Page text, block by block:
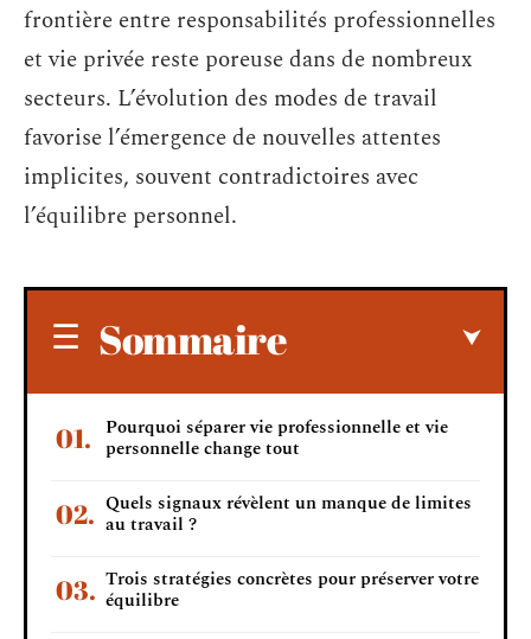
frontière entre responsabilités professionnelles
et vie privée reste poreuse dans de nombreux
secteurs. L’évolution des modes de travail
favorise l’émergence de nouvelles attentes
implicites, souvent contradictoires avec
l’équilibre personnel.
Sommaire
Pourquoi séparer vie professionnelle et vie
personnelle change tout
Quels signaux révèlent un manque de limites
au travail ?
Trois stratégies concrètes pour préserver votre
équilibre